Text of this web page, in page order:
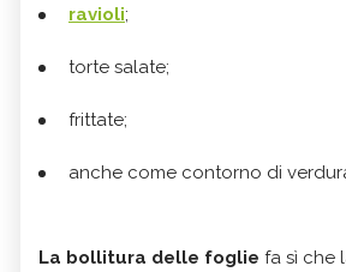
ravioli;
torte salate;
frittate;
anche come contorno di
La bollitura delle foglie fa sì che